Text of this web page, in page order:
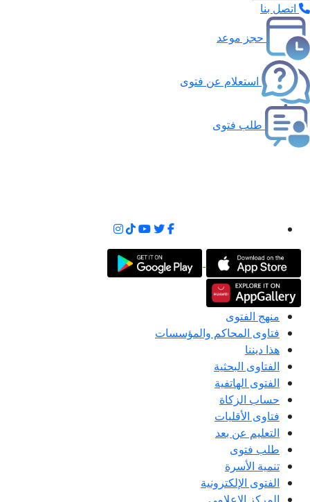
اتصل بنا
حجز موعد
استعلام عن فتوى
طلب فتوى
منهج الفتوى
فتاوى المحاكم والمؤسسات
هذا ديننا
الفتاوى البحثية
الفتوى الهاتفية
حساب الزكاة
فتاوى الأقليات
التعليم عن بعد
طلب فتوى
تنمية الأسرة
الفتوى الإلكترونية